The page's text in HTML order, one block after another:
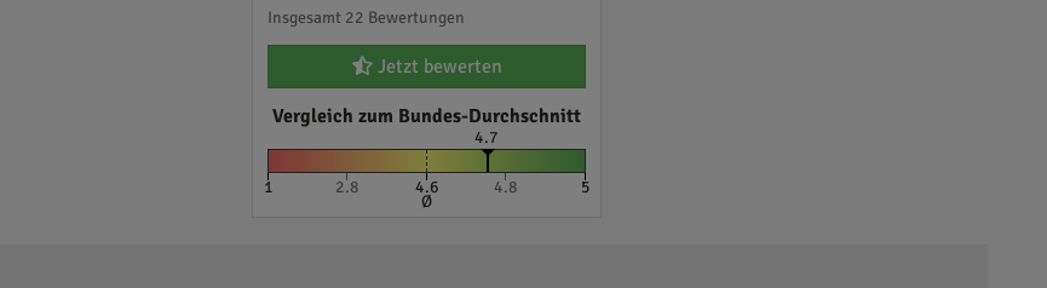
Insgesamt 22 Bewertungen
Jetzt bewerten
Vergleich zum Bundes-Durchschnitt
4.7
1 2.8 4.6
Ø
4.8 5